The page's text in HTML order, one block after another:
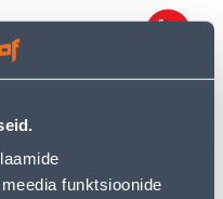
funktsioonide
3-NE VILMA QR